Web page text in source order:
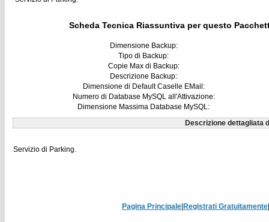
Scheda Tecnica Riassuntiva per questo
Dimensione Backup:
Tipo di Backup:
Copie Max di Backup:
Descrizione Backup:
Dimensione di Default Caselle EMail:
Numero di Database MySQL all'Attivazione:
Dimensione Massima Database MySQL:
Descrizione dettagliata
Servizio di Parking.
Pagina Principale Registrati Gratuitamente